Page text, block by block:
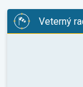
Veterný